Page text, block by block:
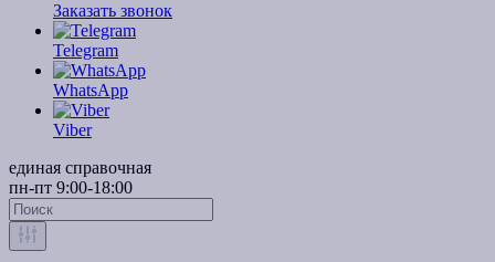
Заказать звонок
Telegram
WhatsApp
Viber
единая справочная
пн-пт 9:00-18:00